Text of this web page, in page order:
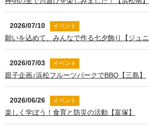
2026/07/10 イベント
願いを込めて、みんなで作る七夕飾り【ジュニ
2026/07/03 イベント
親子企画♪浜松フルーツパークでBBQ【三島】
2026/06/26 イベント
楽しく学ぼう！食育と防災の活動【富塚】